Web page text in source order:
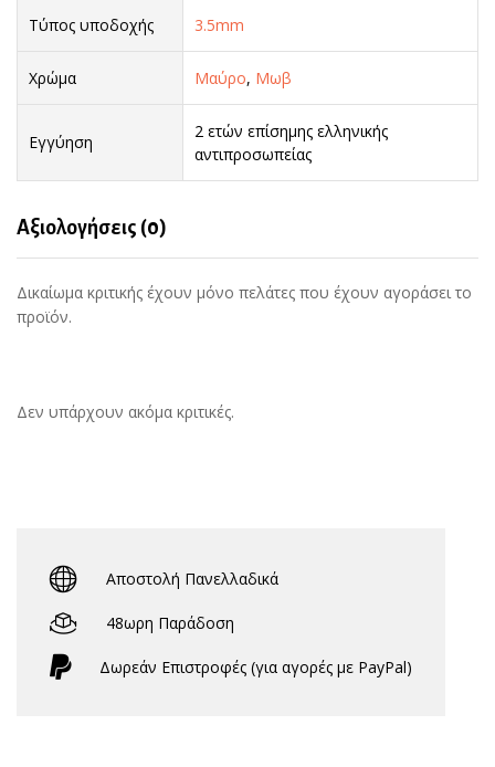
Τύπος υποδοχής 3.5mm
Χρώμα Μαύρο, Μωβ
Εγγύηση
2 ετών επίσημης ελληνικής
αντιπροσωπείας
Αξιολογήσεις (0)
Δικαίωμα κριτικής έχουν μόνο πελάτες που έχουν αγοράσει το
προϊόν.
Δεν υπάρχουν ακόμα κριτικές.
Αποστολή Πανελλαδικά
48ωρη Παράδοση
Δωρεάν Eπιστροφές (για αγορές με PayPal)